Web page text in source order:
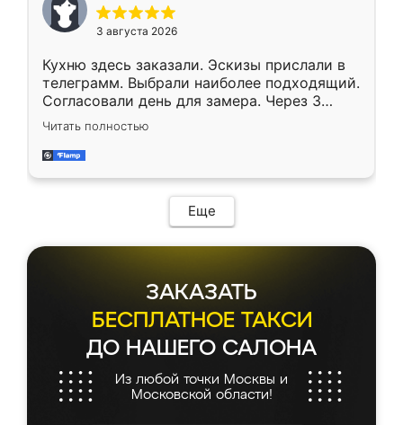
3 августа 2026
Кухню здесь заказали. Эскизы прислали в
телеграмм. Выбрали наиболее подходящий.
Согласовали день для замера. Через 3
недели кухня была уже готова. Остались
довольны работой. Спасибо Ренессанс
мебель за качественную работу!
Читать полностью
Еще
ЗАКАЗАТЬ
БЕСПЛАТНОЕ ТАКСИ
ДО НАШЕГО САЛОНА
Из любой точки Москвы и
Московской области!